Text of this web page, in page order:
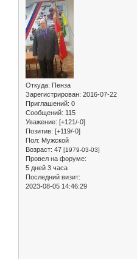
Откуда: Пенза
Зарегистрирован: 2016-07-22
Приглашений: 0
Сообщений: 115
Уважение: [+121/-0]
Позитив: [+119/-0]
Пол: Мужской
Возраст: 47 [1979-03-03]
Провел на форуме:
5 дней 3 часа
Последний визит:
2023-08-05 14:46:29